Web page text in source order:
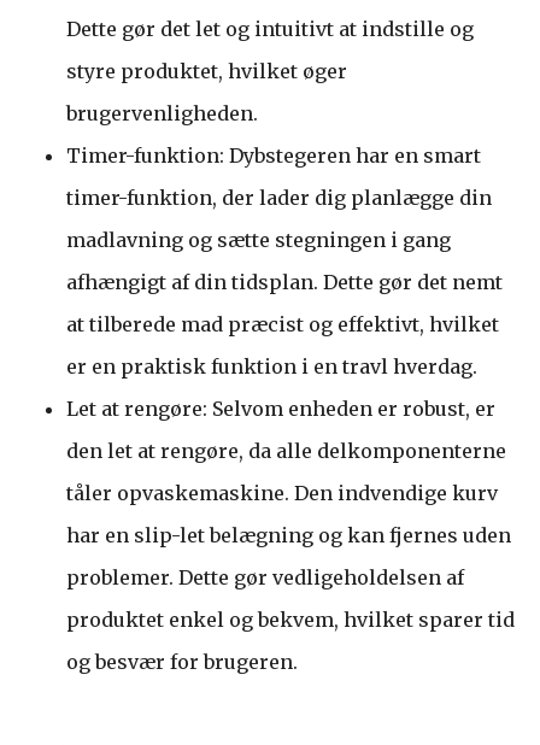
Dette gør det let og intuitivt at indstille og
styre produktet, hvilket øger
brugervenligheden.
Timer-funktion: Dybstegeren har en smart
timer-funktion, der lader dig planlægge din
madlavning og sætte stegningen i gang
afhængigt af din tidsplan. Dette gør det nemt
at tilberede mad præcist og effektivt, hvilket
er en praktisk funktion i en travl hverdag.
Let at rengøre: Selvom enheden er robust, er
den let at rengøre, da alle delkomponenterne
tåler opvaskemaskine. Den indvendige kurv
har en slip-let belægning og kan fjernes uden
problemer. Dette gør vedligeholdelsen af
produktet enkel og bekvem, hvilket sparer tid
og besvær for brugeren.